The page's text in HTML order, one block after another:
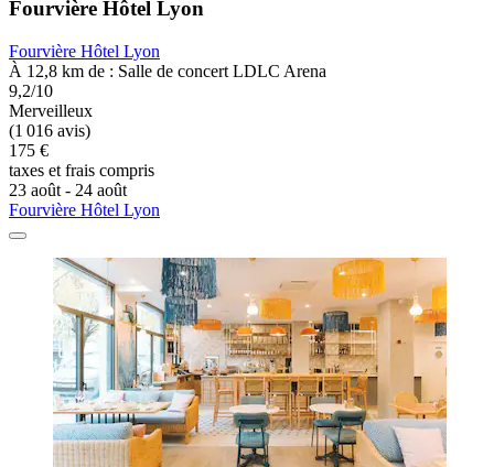
Fourvière Hôtel Lyon
Fourvière Hôtel Lyon
À 12,8 km de : Salle de concert LDLC Arena
9,2/10
Merveilleux
(1 016 avis)
175 €
taxes et frais compris
23 août - 24 août
Fourvière Hôtel Lyon